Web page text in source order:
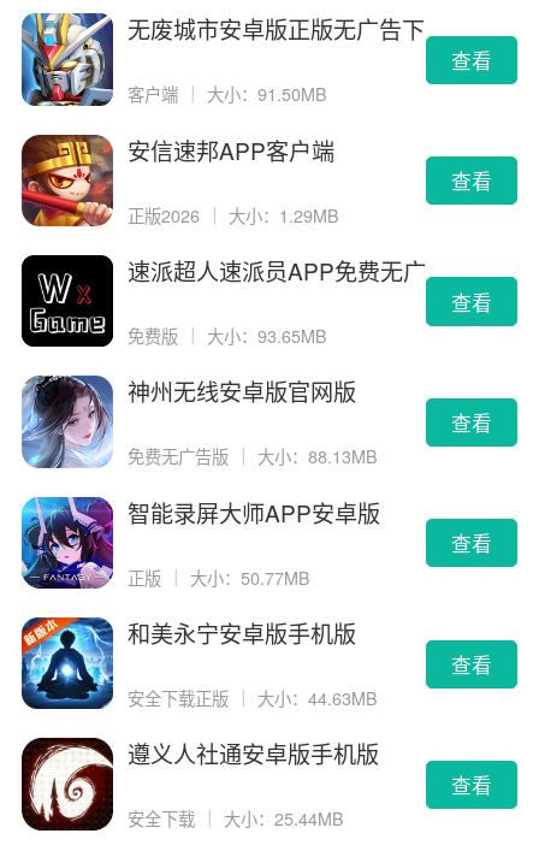
无废城市安卓版正版无广告下
客户端 大小：91.50MB
查看
安信速邦APP客户端
正版2026 ｜ 大小：1.29MB
查看
速派超人速派员APP免费无广
免费版 大小：93.65MB
查看
神州无线安卓版官网版
免费无广告版 大小：88.13MB
查看
智能录屏大师APP安卓版
正版 ｜ 大小：50.77MB
查看
和美永宁安卓版手机版
安全下载正版 大小：44.63MB
查看
遵义人社通安卓版手机版
安全下载 大小：25.44MB
查看